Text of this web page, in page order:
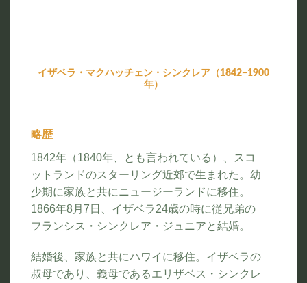
イザベラ・マクハッチェン・シンクレア（1842−1900
年）
略歴
1842年（1840年、とも言われている）、スコ
ットランドのスターリング近郊で生まれた。幼
少期に家族と共にニュージーランドに移住。
1866年8月7日、イザベラ24歳の時に従兄弟の
フランシス・シンクレア・ジュニアと結婚。
結婚後、家族と共にハワイに移住。イザベラの
叔母であり、義母であるエリザベス・シンクレ